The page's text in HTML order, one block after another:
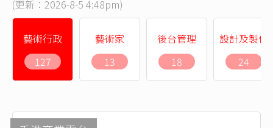
(更新：2026-8-5 4:48pm)
藝術行政
127
藝術家
13
後台管理
18
設計及製作
24